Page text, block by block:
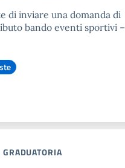
di inviare una domanda di
bando eventi sportivi –